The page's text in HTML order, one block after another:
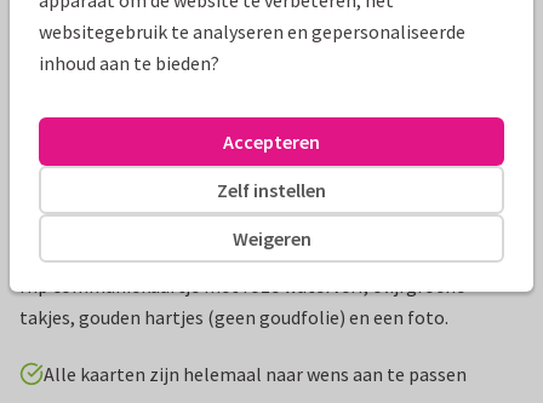
Hip communiekaartje met roze waterverf, olijfgroene
takjes, gouden hartjes (geen goudfolie) en een foto.
Alle kaarten zijn helemaal naar wens aan te passen
websitegebruik te analyseren en gepersonaliseerde
inhoud aan te bieden?
Weigeren
Zelf instellen
Accepteren